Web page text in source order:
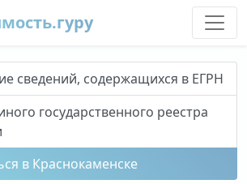
сведений, содержащихся в ЕГРН
государственного реестра
в Краснокаменске